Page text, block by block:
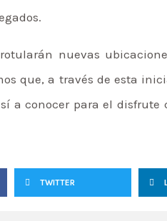
nuevas
que, a través de esta
a conocer para el
TWITTER